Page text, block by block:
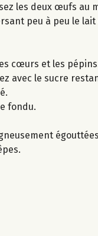
les deux œufs au
peu à peu le
cœurs et les
avec le sucre
fondu.